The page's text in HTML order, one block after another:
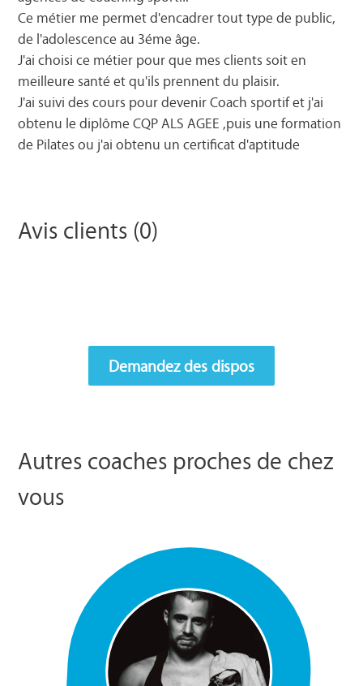
Ce métier me permet d'encadrer tout type de public,
de l'adolescence au 3éme âge.
J'ai choisi ce métier pour que mes clients soit en
meilleure santé et qu'ils prennent du plaisir.
J'ai suivi des cours pour devenir Coach sportif et j'ai
obtenu le diplôme CQP ALS AGEE ,puis une formation
de Pilates ou j'ai obtenu un certificat d'aptitude
Avis clients (0)
Demandez des dispos
Autres coaches proches de chez
vous